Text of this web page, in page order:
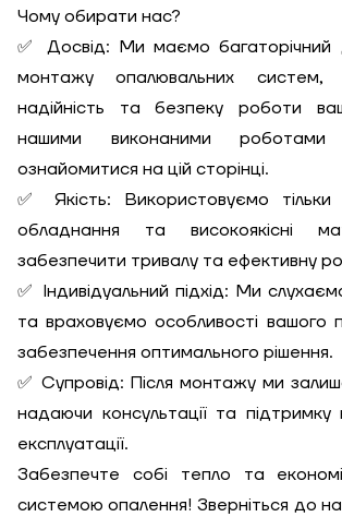
Чому обирати нас?
✅ Досвід: Ми маємо багаторічний
монтажу опалювальних
надійність та безпеку роботи
нашими виконаними
ознайомитися на цій сторінці.
✅ Якість: Використовуємо тільки
обладнання та високоякісні
забезпечити тривалу та ефективну
✅ Індивідуальний підхід: Ми
та враховуємо особливості вашого
забезпечення оптимального рішення.
✅ Супровід: Після монтажу ми
надаючи консультації та підтримку
експлуатації.
Забезпечте собі тепло та
системою опалення! Зверніться до